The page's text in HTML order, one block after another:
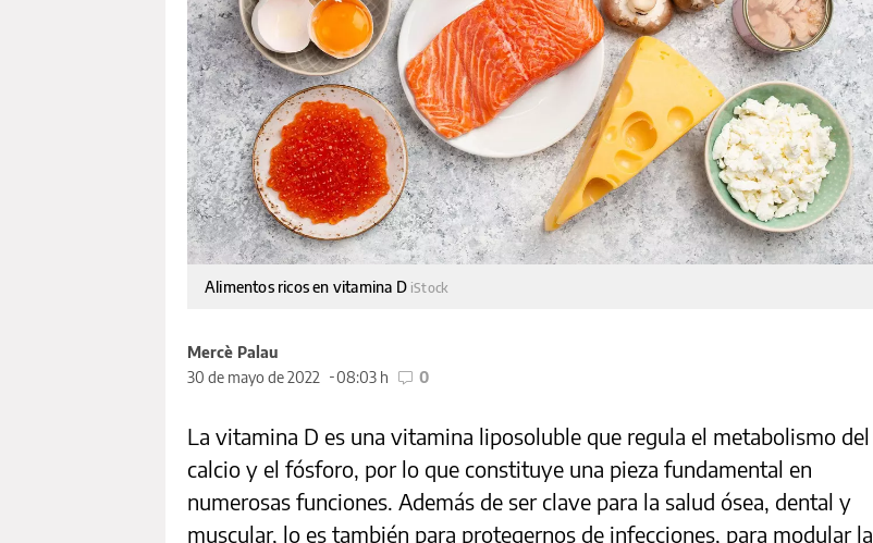
Alimentos ricos en vitamina D iStock
Mercè Palau
30 de mayo de 2022
08:03 h 0
La vitamina D es una vitamina liposoluble que regula el metabolismo del
calcio y el fósforo, por lo que constituye una pieza fundamental en
numerosas funciones. Además de ser clave para la salud ósea, dental y
muscular, lo es también para protegernos de infecciones, para modular la